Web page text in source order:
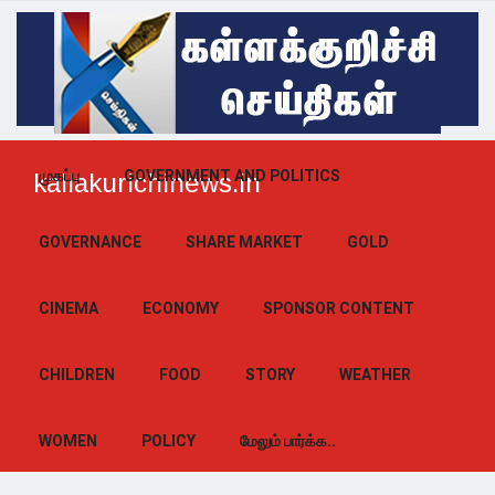
kallakurichinews.in
முகப்பு GOVERNMENT AND POLITICS
GOVERNANCE SHARE MARKET GOLD
CINEMA ECONOMY SPONSOR CONTENT
CHILDREN FOOD STORY WEATHER
WOMEN POLICY மேலும் பார்க்க..